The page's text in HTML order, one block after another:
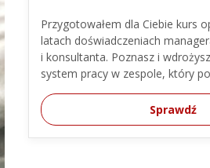
Przygotowałem dla Ciebie kurs
latach doświadczeniach
i konsultanta. Poznasz i
system pracy w zespole, który
Sprawdź